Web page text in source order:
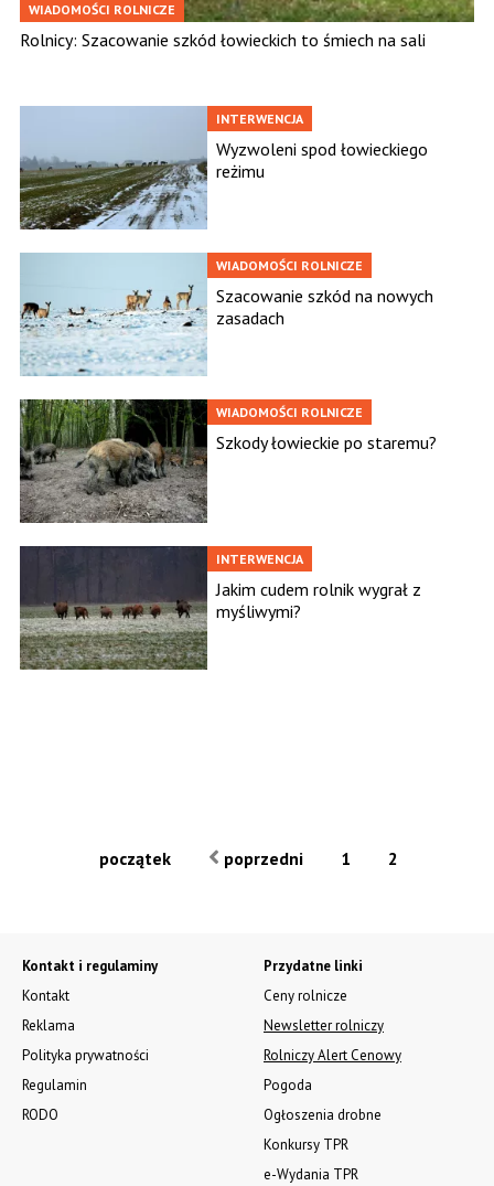
WIADOMOŚCI ROLNICZE
Rolnicy: Szacowanie szkód łowieckich to śmiech na sali
INTERWENCJA
Wyzwoleni spod łowieckiego
reżimu
WIADOMOŚCI ROLNICZE
Szacowanie szkód na nowych
zasadach
WIADOMOŚCI ROLNICZE
Szkody łowieckie po staremu?
INTERWENCJA
Jakim cudem rolnik wygrał z
myśliwymi?
początek poprzedni 1 2
Kontakt i regulaminy
Kontakt
Reklama
Polityka prywatności
Regulamin
RODO
Przydatne linki
Ceny rolnicze
Newsletter rolniczy
Rolniczy Alert Cenowy
Pogoda
Ogłoszenia drobne
Konkursy TPR
e-Wydania TPR